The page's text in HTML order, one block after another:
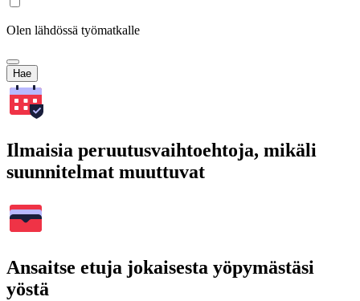
Olen lähdössä työmatkalle
Hae
Ilmaisia peruutusvaihtoehtoja, mikäli
suunnitelmat muuttuvat
Ansaitse etuja jokaisesta yöpymästäsi
yöstä